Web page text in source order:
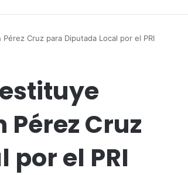
Cruz para Diputada Local por el PRI
Cruz
el PRI